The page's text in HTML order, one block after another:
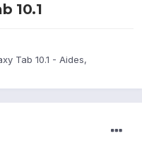
10.1
Tab 10.1 - Aides,